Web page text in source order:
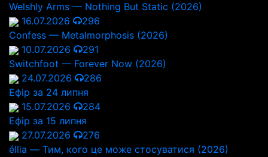
Welshly Arms — Nothing But Static (2026)
16.07.2026
296
Confess — Metalmorphosis (2026)
10.07.2026
291
Switchfoot — Forever Now (2026)
24.07.2026
286
Ефір за 24 липня
15.07.2026
284
Ефір за 15 липня
27.07.2026
276
éllia — Тим, кого це може стосуватися (2026)